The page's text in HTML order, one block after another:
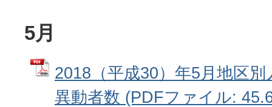
5月
2018（平成30）年5月地区
異動者数 (PDFファイル: